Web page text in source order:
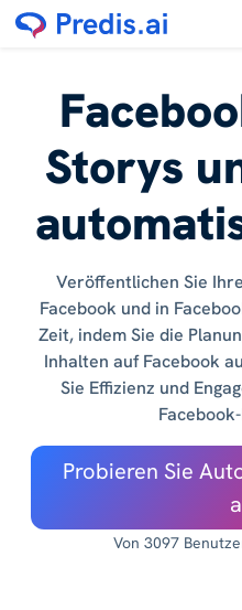
Storys
Veröffentlichen Sie
Facebook und in
Zeit, indem Sie die
Inhalten auf Facebook
Sie Effizienz und
Probieren Sie
Von 3097